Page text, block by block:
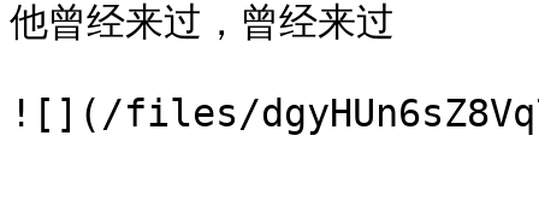
他曾经来过，曾经来过